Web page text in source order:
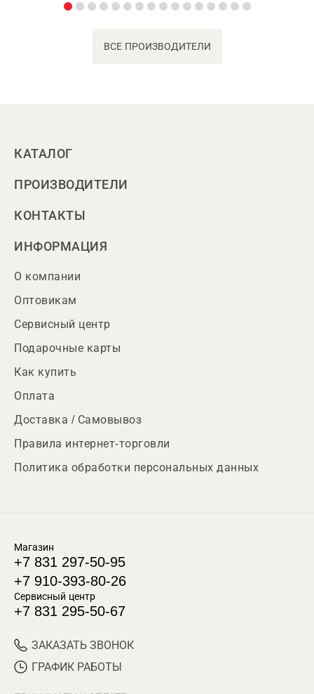
ВСЕ ПРОИЗВОДИТЕЛИ
КАТАЛОГ
ПРОИЗВОДИТЕЛИ
КОНТАКТЫ
ИНФОРМАЦИЯ
О компании
Оптовикам
Сервисный центр
Подарочные карты
Как купить
Оплата
Доставка / Самовывоз
Правила интернет-торговли
Политика обработки персональных данных
Магазин
+7 831 297-50-95
+7 910-393-80-26
Сервисный центр
+7 831 295-50-67
ЗАКАЗАТЬ ЗВОНОК
ГРАФИК РАБОТЫ